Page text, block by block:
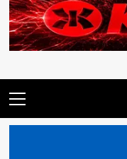
principal